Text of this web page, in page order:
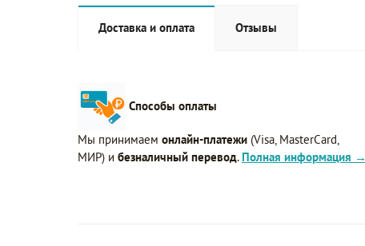
Доставка и оплата Отзывы
Способы оплаты
Мы принимаем онлайн-платежи (Visa, MasterCard,
МИР) и безналичный перевод. Полная информация →